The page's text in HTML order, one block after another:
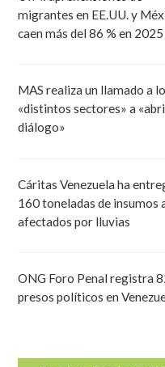
migrantes en EE.UU. y
caen más del 86 % en 2025
MAS realiza un llamado a
«distintos sectores» a
diálogo»
Cáritas Venezuela ha
160 toneladas de insumos
afectados por lluvias
ONG Foro Penal registra
presos políticos en